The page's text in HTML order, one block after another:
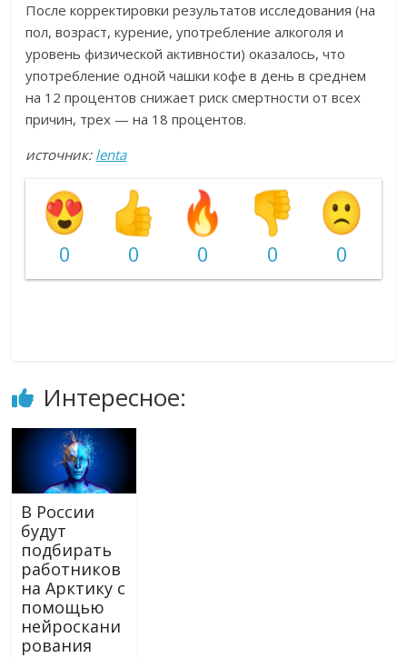
После корректировки результатов исследования (на
пол, возраст, курение, употребление алкоголя и
уровень физической активности) оказалось, что
употребление одной чашки кофе в день в среднем
на 12 процентов снижает риск смертности от всех
причин, трех — на 18 процентов.
источник: lenta
0 0 0 0 0
Интересное:
В России
будут
подбирать
работников
на Арктику с
помощью
нейроскани
рования